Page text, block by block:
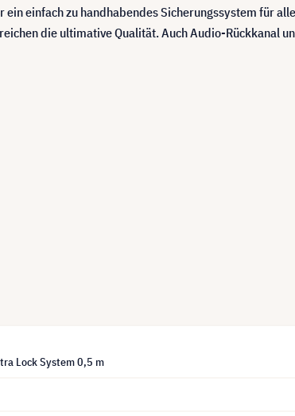
einfach zu handhabendes Sicherungssystem für
die ultimative Qualität. Auch Audio-Rückkanal
Lock System 0,5 m